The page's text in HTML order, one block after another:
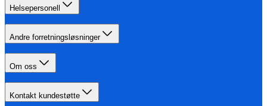
Helsepersonell
Andre forretningsløsninger
Om oss
Kontakt kundestøtte